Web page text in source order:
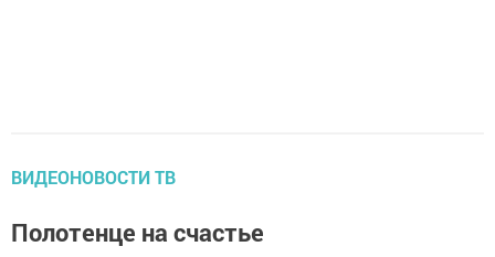
ВИДЕОНОВОСТИ ТВ
Полотенце на счастье